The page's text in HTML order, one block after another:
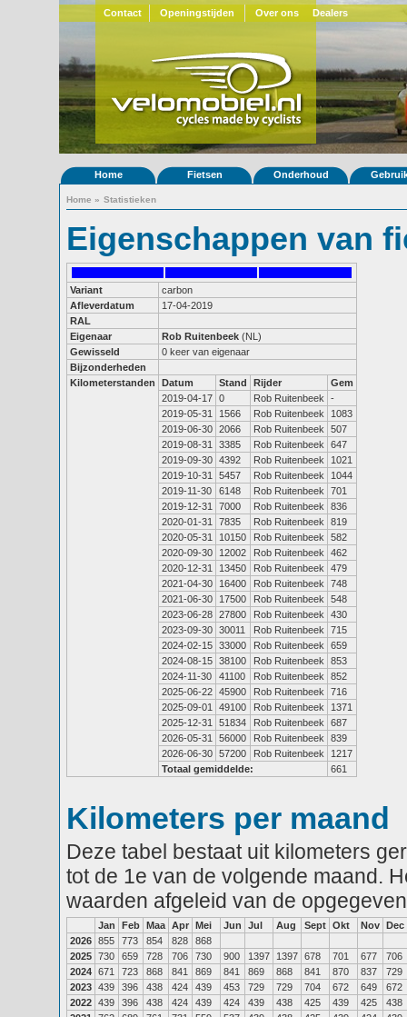
Contact Openingstijden Over ons Dealers
Home Fietsen Onderhoud
Home » Statistieken
Eigenschappen van
Variant
carbon
Afleverdatum
17-04-2019
RAL
Eigenaar
Rob Ruitenbeek (NL)
Gewisseld
0 keer van eigenaar
Bijzonderheden
Kilometerstanden
Datum Stand Rijder
Gem
2019-04-17 0 Rob Ruitenbeek
-
2019-05-31
1566 Rob Ruitenbeek
1083
2019-06-30 2066 Rob Ruitenbeek
507
2019-08-31
3385 Rob Ruitenbeek
647
2019-09-30 4392 Rob Ruitenbeek
1021
2019-10-31
5457 Rob Ruitenbeek
1044
2019-11-30
6148 Rob Ruitenbeek
701
2019-12-31
7000 Rob Ruitenbeek
836
2020-01-31
7835 Rob Ruitenbeek
819
2020-05-31
10150 Rob Ruitenbeek
582
2020-09-30
12002 Rob Ruitenbeek
462
2020-12-31
13450 Rob Ruitenbeek
479
2021-04-30
16400 Rob Ruitenbeek
748
2021-06-30
17500 Rob Ruitenbeek
548
2023-06-28 27800 Rob Ruitenbeek
430
2023-09-30 30011 Rob Ruitenbeek
715
2024-02-15 33000 Rob Ruitenbeek
659
2024-08-15 38100 Rob Ruitenbeek
853
2024-11-30
41100 Rob Ruitenbeek
852
2025-06-22 45900 Rob Ruitenbeek
716
2025-09-01
49100 Rob Ruitenbeek
1371
2025-12-31
51834 Rob Ruitenbeek
687
2026-05-31
56000 Rob Ruitenbeek
839
2026-06-30 57200 Rob Ruitenbeek
1217
Totaal gemiddelde:
661
Kilometers per maand
Deze tabel bestaat uit kilometers
tot de 1e van de volgende maand.
waarden afgeleid van de
Jan Feb Maa Apr Mei Jun Jul Aug Sept Okt Nov Dec
2026 855 773 854 828
868
2025 730 659 728 706 730 900 1397 1397 678 701 677
706
2024 671 723 868 841 869 841 869 868 841 870 837
729
2023 439 396 438 424 439 453 729 729 704 672 649
672
2022 439 396 438 424 439 424 439 438 425 439 425
438